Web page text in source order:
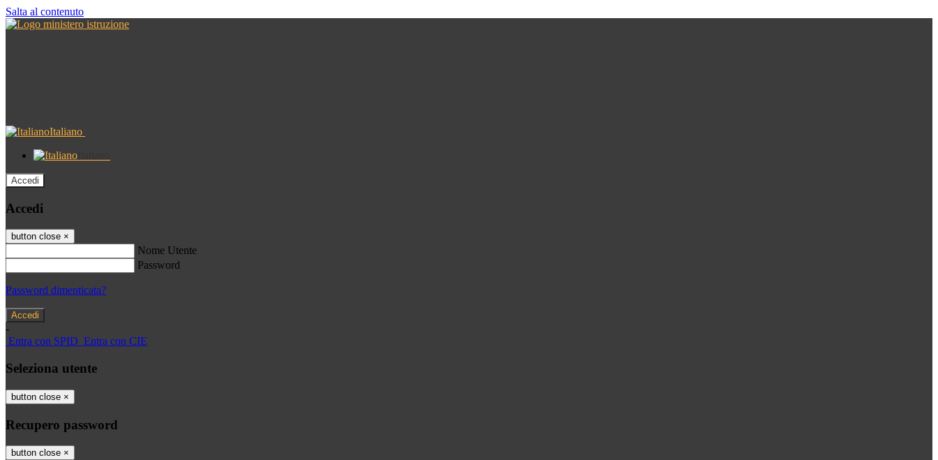
Salta al contenuto
Italiano
Accedi
Accedi
button close ×
Nome Utente
Password
Password dimenticata?
-
Entra con SPID Entra con CIE
Seleziona utente
button close ×
Recupero password
button close ×